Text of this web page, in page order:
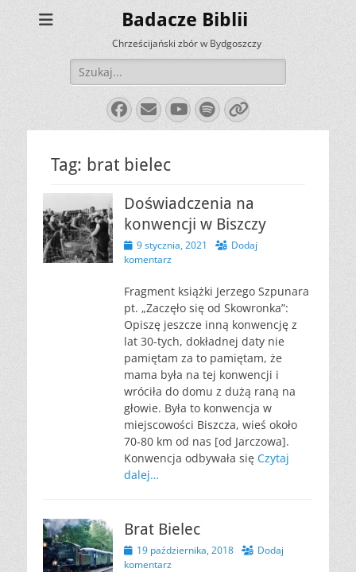
Badacze Biblii
Chrześcijański zbór w Bydgoszczy
Szukaj:
Facebook
E-
mail
YouTube
Spotify
Link
Tag: brat bielec
Doświadczenia na
konwencji w Biszczy
Opublikowano
9 stycznia, 2021
Dodaj
komentarz
Fragment książki Jerzego Szpunara
pt. „Zaczęło się od Skowronka”:
Opiszę jeszcze inną konwencję z
lat 30-tych, dokładnej daty nie
pamiętam za to pamiętam, że
mama była na tej konwencji i
wróciła do domu z dużą raną na
głowie. Była to konwencja w
miejscowości Biszcza, wieś około
70-80 km od nas [od Jarczowa].
Konwencja odbywała się Czytaj
dalej…
Brat Bielec
Opublikowano
19 października, 2018
Dodaj
komentarz